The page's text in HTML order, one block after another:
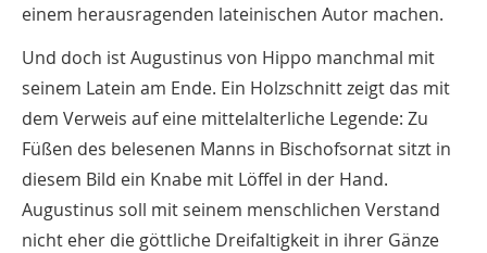
einem herausragenden lateinischen Autor machen.
Und doch ist Augustinus von Hippo manchmal mit
seinem Latein am Ende. Ein Holzschnitt zeigt das mit
dem Verweis auf eine mittelalterliche Legende: Zu
Füßen des belesenen Manns in Bischofsornat sitzt in
diesem Bild ein Knabe mit Löffel in der Hand.
Augustinus soll mit seinem menschlichen Verstand
nicht eher die göttliche Dreifaltigkeit in ihrer Gänze